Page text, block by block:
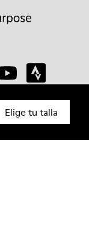
Elige tu talla